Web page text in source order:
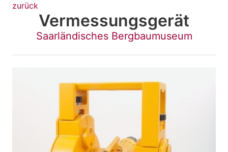
zurück
Vermessungsgerät
Saarländisches Bergbaumuseum